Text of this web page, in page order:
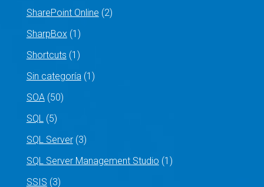
SharePoint Online (2)
SharpBox(1)
Shortcuts (1)
Sin categoría(1)
SOA(50)
SQL(5)
SQL Server(3)
SQL Server Management Studio (1)
SSIS (3)